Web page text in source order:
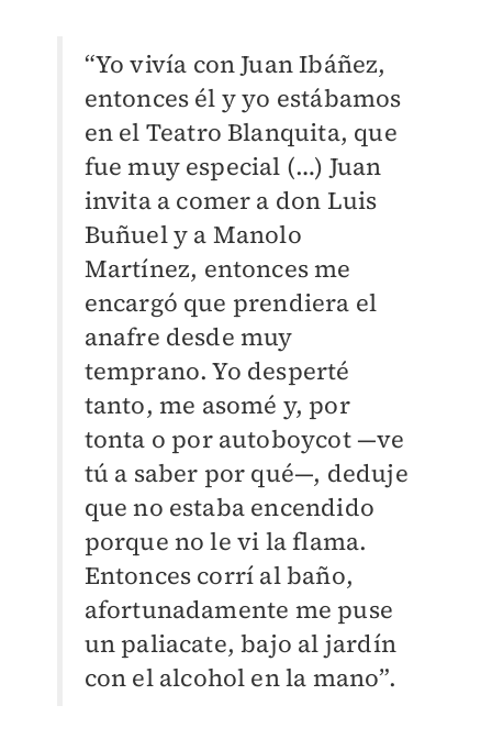
“Yo vivía con Juan Ibáñez,
entonces él y yo estábamos
en el Teatro Blanquita, que
fue muy especial (…) Juan
invita a comer a don Luis
Buñuel y a Manolo
Martínez, entonces me
encargó que prendiera el
anafre desde muy
temprano. Yo desperté
tanto, me asomé y, por
tonta o por autoboycot —ve
tú a saber por qué—, deduje
que no estaba encendido
porque no le vi la flama.
Entonces corrí al baño,
afortunadamente me puse
un paliacate, bajo al jardín
con el alcohol en la mano”.